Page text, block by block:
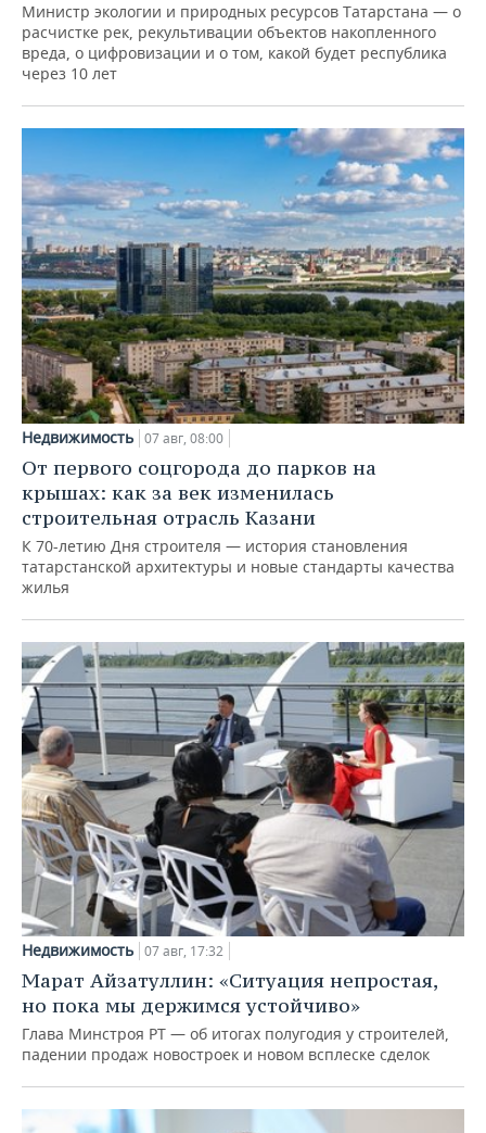
Министр экологии и природных ресурсов Татарстана — о
расчистке рек, рекультивации объектов накопленного
вреда, о цифровизации и о том, какой будет республика
через 10 лет
Недвижимость 07 авг, 08:00
От первого соцгорода до парков на
крышах: как за век изменилась
строительная отрасль Казани
К 70-летию Дня строителя — история становления
татарстанской архитектуры и новые стандарты качества
жилья
Недвижимость 07 авг, 17:32
Марат Айзатуллин: «Ситуация непростая,
но пока мы держимся устойчиво»
Глава Минстроя РТ — об итогах полугодия у строителей,
падении продаж новостроек и новом всплеске сделок